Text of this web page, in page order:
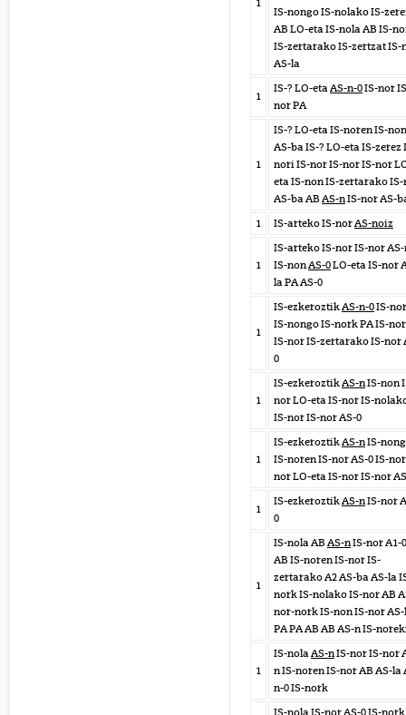
1
IS-nongo IS-nolako IS-
AB LO-eta IS-nola AB IS-
IS-zertarako IS-zertzat IS-
AS-la
1
IS-? LO-etaAS-n-0IS-nor
nor PA
1
IS-? LO-eta IS-noren IS-non
AS-ba IS-? LO-eta IS-zerez
nori IS-nor IS-nor IS-nor
eta IS-non IS-zertarako
AS-ba AB AS-nIS-nor AS-
1
IS-arteko IS-norAS-noiz
1
IS-arteko IS-nor IS-nor
IS-nonAS-0LO-eta IS-nor
la PA AS-0
1
IS-ezkeroztikAS-n-0IS-nor
IS-nongo IS-nork PA IS-
IS-nor IS-zertarako IS-nor
0
1
IS-ezkeroztikAS-nIS-non
nor LO-eta IS-nor IS-
IS-nor IS-nor AS-0
1
IS-ezkeroztikAS-nIS-
IS-noren IS-nor AS-0 IS-
nor LO-eta IS-nor IS-nor
1
IS-ezkeroztikAS-nIS-nor
0
1
IS-nola AB AS-nIS-nor A1-0
AB IS-noren IS-nor IS-
zertarako A2 AS-ba AS-la
nork IS-nolako IS-nor AB
nor-nork IS-non IS-nor
PA PA AB AB AS-n IS-
1
IS-nolaAS-nIS-nor IS-nor
n IS-noren IS-nor AB AS-la
n-0 IS-nork
IS-nola IS-norAS-0IS-nork